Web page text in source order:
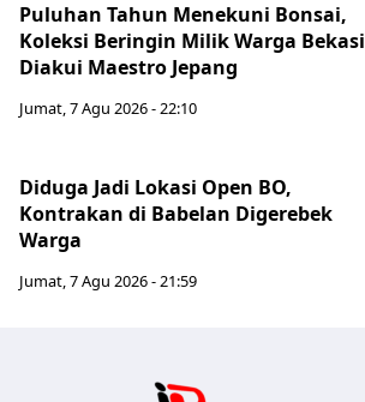
Puluhan Tahun Menekuni Bonsai,
Koleksi Beringin Milik Warga Bekasi
Diakui Maestro Jepang
Jumat, 7 Agu 2026 - 22:10
Diduga Jadi Lokasi Open BO,
Kontrakan di Babelan Digerebek
Warga
Jumat, 7 Agu 2026 - 21:59